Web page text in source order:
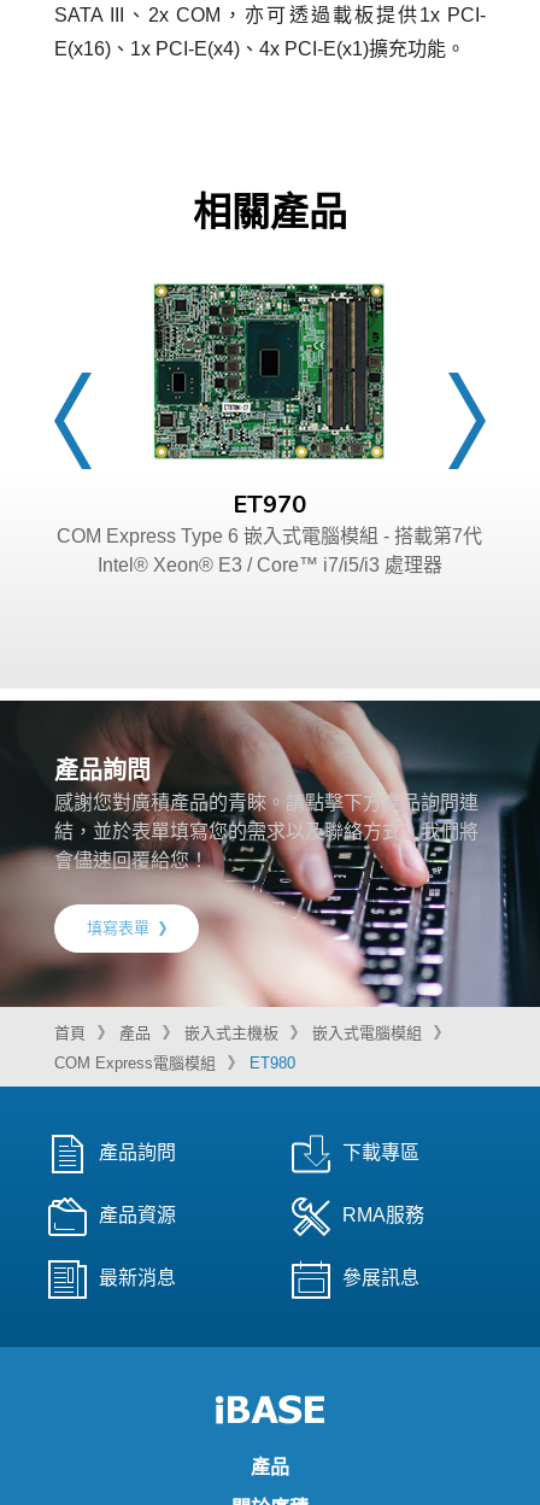
SATA III、2x COM，亦可透過載板提供1x PCI-
E(x16)、1x PCI-E(x4)、4x PCI-E(x1)擴充功能。
相關產品
ET970
COM Express Type 6 嵌入式電腦模組 - 搭載第7代
Intel® Xeon® E3 / Core™ i7/i5/i3 處理器
產品詢問
感謝您對廣積產品的青睞。請點擊下方產品詢問連
結，並於表單填寫您的需求以及聯絡方式，我們將
會儘速回覆給您！
填寫表單
首頁 產品 嵌入式主機板
嵌入式電腦模組
COM Express電腦模組
ET980
產品詢問 下載專區
產品資源 RMA服務
最新消息 參展訊息
產品